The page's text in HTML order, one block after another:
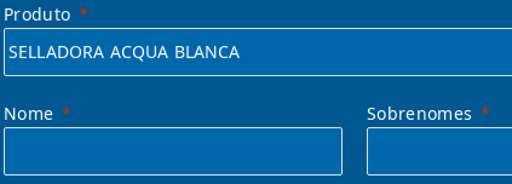
Produto
Nome Sobrenomes